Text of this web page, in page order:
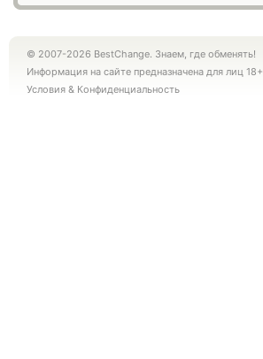
© 2007-2026 BestChange. Знаем, где обменять!
Информация на сайте предназначена для лиц 18+
Условия & Конфиденциальность